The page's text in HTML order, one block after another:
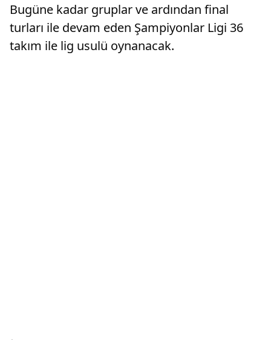
Bugüne kadar gruplar ve ardından final
turları ile devam eden Şampiyonlar Ligi 36
takım ile lig usulü oynanacak.